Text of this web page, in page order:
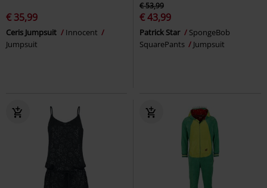
€ 35,99
Ceris Jumpsuit
Innocent
Jumpsuit
€ 53,99
€ 43,99
Patrick Star
SpongeBob
SquarePants
Jumpsuit